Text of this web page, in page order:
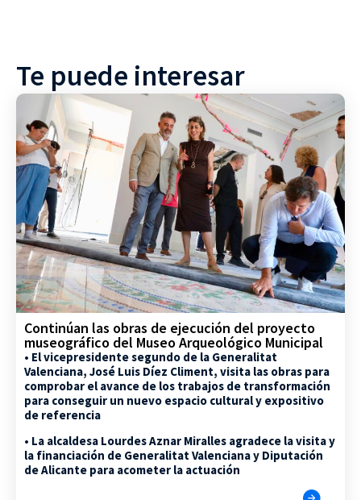
Te puede interesar
Continúan las obras de ejecución del proyecto
museográfico del Museo Arqueológico Municipal
• El vicepresidente segundo de la Generalitat
Valenciana, José Luis Díez Climent, visita las obras para
comprobar el avance de los trabajos de transformación
para conseguir un nuevo espacio cultural y expositivo
de referencia
• La alcaldesa Lourdes Aznar Miralles agradece la visita y
la financiación de Generalitat Valenciana y Diputación
de Alicante para acometer la actuación